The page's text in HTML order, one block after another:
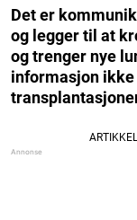
Det er
og legger til at
og trenger nye
informasjon